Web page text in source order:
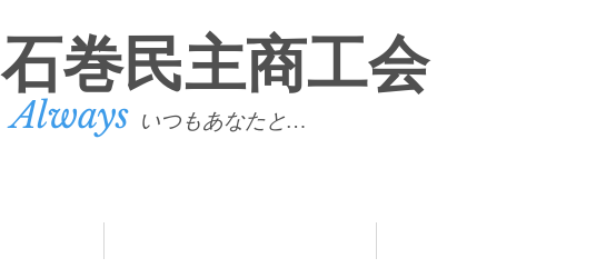
石巻民主商工会
Always いつもあなたと…